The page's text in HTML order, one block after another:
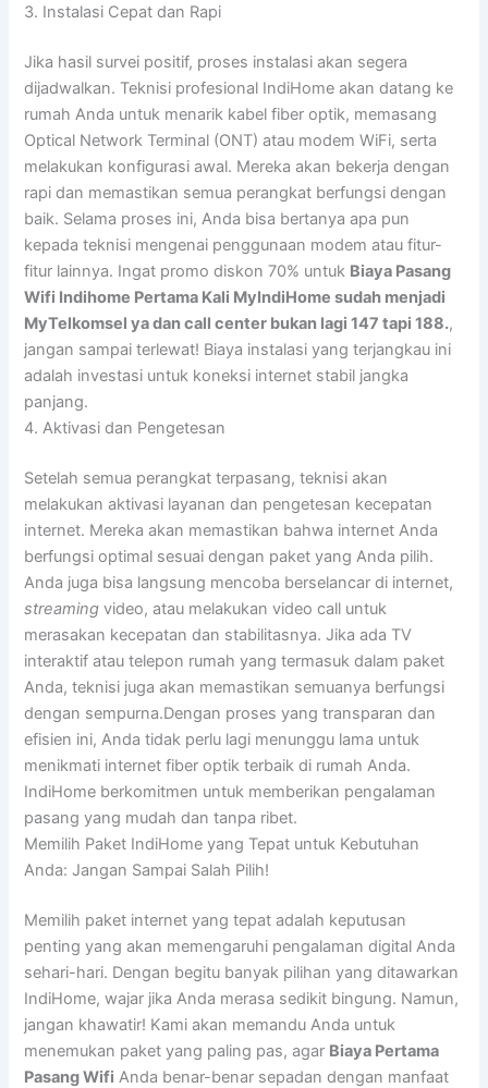
3. Instalasi Cepat dan Rapi
Jika hasil survei positif, proses instalasi akan segera
dijadwalkan. Teknisi profesional IndiHome akan datang ke
rumah Anda untuk menarik kabel fiber optik, memasang
Optical Network Terminal (ONT) atau modem WiFi, serta
melakukan konfigurasi awal. Mereka akan bekerja dengan
rapi dan memastikan semua perangkat berfungsi dengan
baik. Selama proses ini, Anda bisa bertanya apa pun
kepada teknisi mengenai penggunaan modem atau fitur-
fitur lainnya. Ingat promo diskon 70% untuk Biaya Pasang
Wifi Indihome Pertama Kali MyIndiHome sudah menjadi
MyTelkomsel ya dan call center bukan lagi 147 tapi 188.,
jangan sampai terlewat! Biaya instalasi yang terjangkau ini
adalah investasi untuk koneksi internet stabil jangka
panjang.
4. Aktivasi dan Pengetesan
Setelah semua perangkat terpasang, teknisi akan
melakukan aktivasi layanan dan pengetesan kecepatan
internet. Mereka akan memastikan bahwa internet Anda
berfungsi optimal sesuai dengan paket yang Anda pilih.
Anda juga bisa langsung mencoba berselancar di internet,
streaming video, atau melakukan video call untuk
merasakan kecepatan dan stabilitasnya. Jika ada TV
interaktif atau telepon rumah yang termasuk dalam paket
Anda, teknisi juga akan memastikan semuanya berfungsi
dengan sempurna.Dengan proses yang transparan dan
efisien ini, Anda tidak perlu lagi menunggu lama untuk
menikmati internet fiber optik terbaik di rumah Anda.
IndiHome berkomitmen untuk memberikan pengalaman
pasang yang mudah dan tanpa ribet.
Memilih Paket IndiHome yang Tepat untuk Kebutuhan
Anda: Jangan Sampai Salah Pilih!
Memilih paket internet yang tepat adalah keputusan
penting yang akan memengaruhi pengalaman digital Anda
sehari-hari. Dengan begitu banyak pilihan yang ditawarkan
IndiHome, wajar jika Anda merasa sedikit bingung. Namun,
jangan khawatir! Kami akan memandu Anda untuk
menemukan paket yang paling pas, agar Biaya Pertama
Pasang Wifi Anda benar-benar sepadan dengan manfaat